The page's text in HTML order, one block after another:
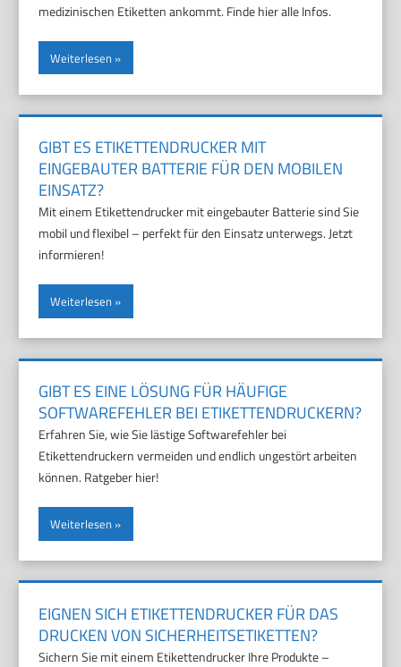
medizinischen Etiketten ankommt. Finde hier alle Infos.
Weiterlesen
GIBT ES ETIKETTENDRUCKER MIT
EINGEBAUTER BATTERIE FÜR DEN MOBILEN
EINSATZ?
Mit einem Etikettendrucker mit eingebauter Batterie sind Sie
mobil und flexibel – perfekt für den Einsatz unterwegs. Jetzt
informieren!
Weiterlesen
GIBT ES EINE LÖSUNG FÜR HÄUFIGE
SOFTWAREFEHLER BEI ETIKETTENDRUCKERN?
Erfahren Sie, wie Sie lästige Softwarefehler bei
Etikettendruckern vermeiden und endlich ungestört arbeiten
können. Ratgeber hier!
Weiterlesen
EIGNEN SICH ETIKETTENDRUCKER FÜR DAS
DRUCKEN VON SICHERHEITSETIKETTEN?
Sichern Sie mit einem Etikettendrucker Ihre Produkte –